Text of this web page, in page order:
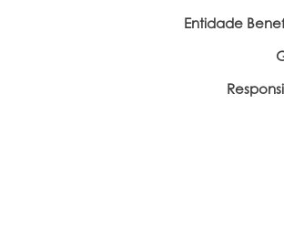
Entidade